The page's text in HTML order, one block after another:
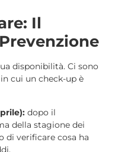
Il
disponibilità. Ci sono
cui un check-up è
dopo il
della stagione dei
di verificare cosa ha